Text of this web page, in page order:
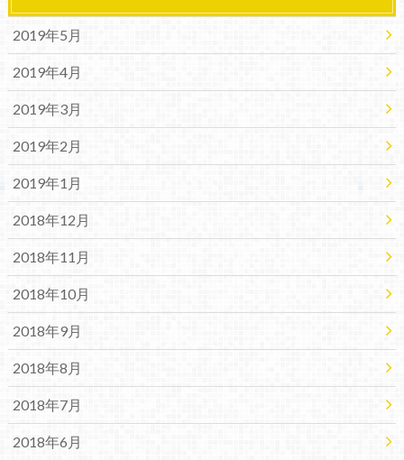
2019年5月
2019年4月
2019年3月
2019年2月
2019年1月
2018年12月
2018年11月
2018年10月
2018年9月
2018年8月
2018年7月
2018年6月